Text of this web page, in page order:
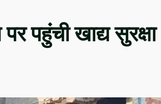
पहुंची खाद्य सुरक्षा